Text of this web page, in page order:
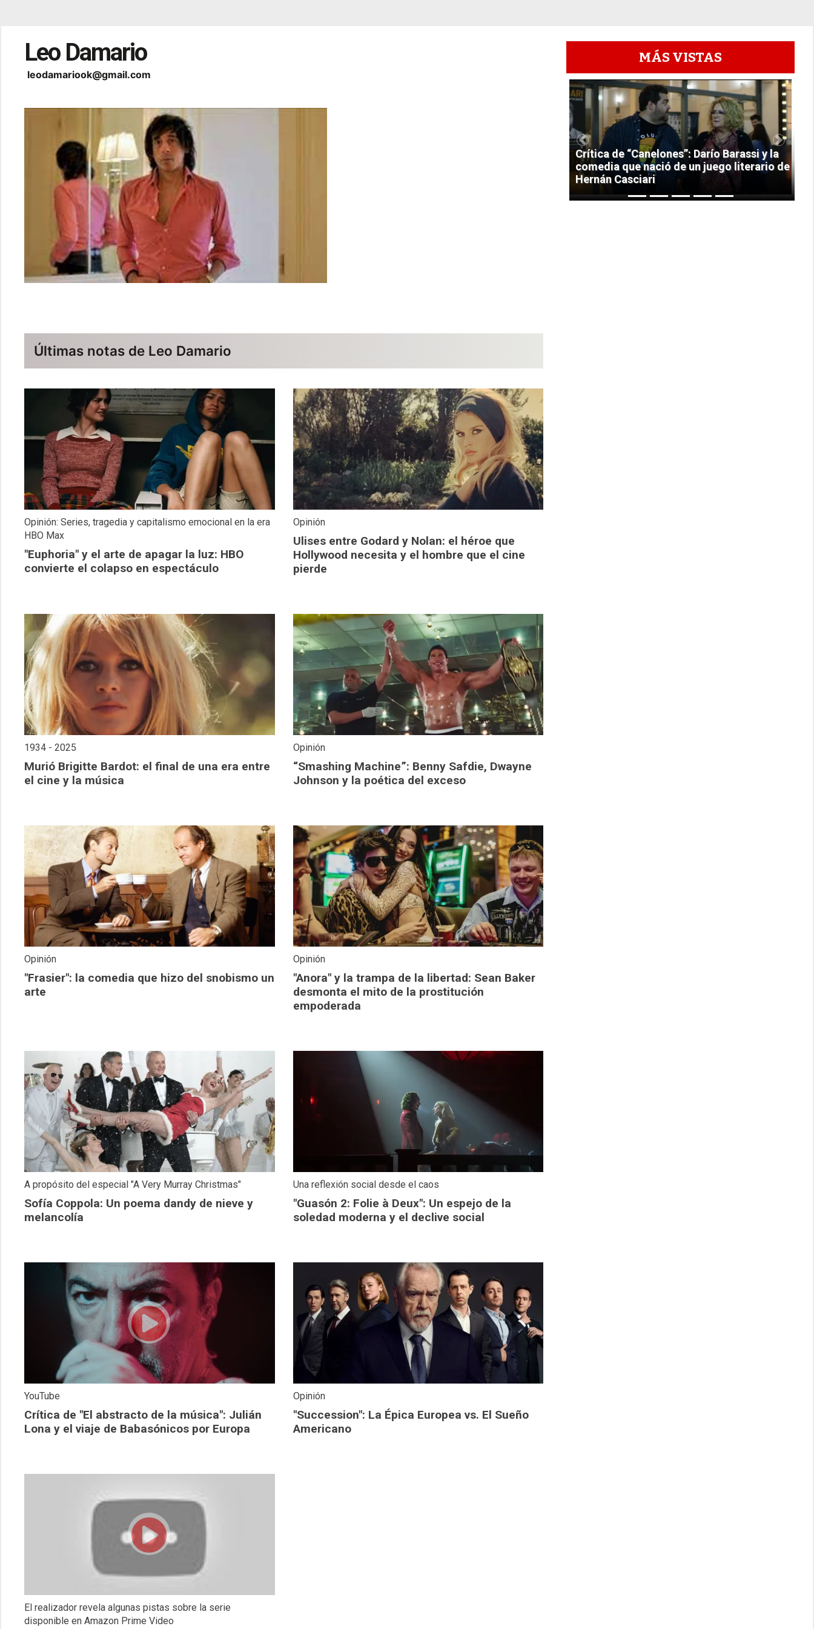
Leo Damario
leodamariook@gmail.com
Últimas notas de Leo Damario
Opinión: Series, tragedia y capitalismo emocional en la era
HBO Max
"Euphoria" y el arte de apagar la luz: HBO
convierte el colapso en espectáculo
Opinión
Ulises entre Godard y Nolan: el héroe que
Hollywood necesita y el hombre que el cine
pierde
1934 - 2025
Murió Brigitte Bardot: el final de una era entre
el cine y la música
Opinión
“Smashing Machine”: Benny Safdie, Dwayne
Johnson y la poética del exceso
Opinión
"Frasier": la comedia que hizo del snobismo un
arte
Opinión
"Anora" y la trampa de la libertad: Sean Baker
desmonta el mito de la prostitución
empoderada
A propósito del especial "A Very Murray Christmas"
Sofía Coppola: Un poema dandy de nieve y
melancolía
Una reflexión social desde el caos
"Guasón 2: Folie à Deux": Un espejo de la
soledad moderna y el declive social
YouTube
Crítica de "El abstracto de la música": Julián
Lona y el viaje de Babasónicos por Europa
Opinión
"Succession": La Épica Europea vs. El Sueño
Americano
El realizador revela algunas pistas sobre la serie
disponible en Amazon Prime Video
MÁS VISTAS
1
Crítica de “Canelones”: Darío Barassi y la
comedia que nació de un juego literario de
Hernán Casciari
Previous Next